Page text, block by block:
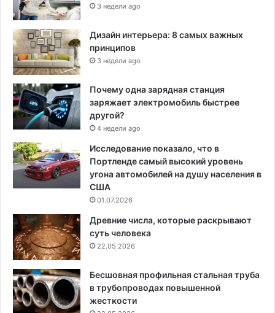
3 недели ago
Дизайн интерьера: 8 самых важных
принципов
3 недели ago
Почему одна зарядная станция
заряжает электромобиль быстрее
другой?
4 недели ago
Исследование показало, что в
Портленде самый высокий уровень
угона автомобилей на душу населения в
США
01.07.2026
Древние числа, которые раскрывают
суть человека
22.05.2026
Бесшовная профильная стальная труба
в трубопроводах повышенной
жесткости